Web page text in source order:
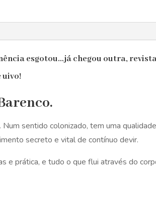
esgotou…já chegou outra,
sentido colonizado, tem uma
secreto e vital de contínuo devir.
e prática, e tudo o que flui através do